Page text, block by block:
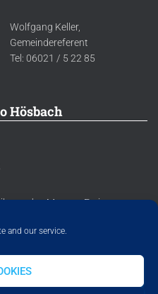
and our service.
Wolfgang Keller,
Gemeindereferent
Tel: 06021 / 5 22 85
Hösbach
werden Montag-Freitag
IMPRESSUM COOKIE POLICY